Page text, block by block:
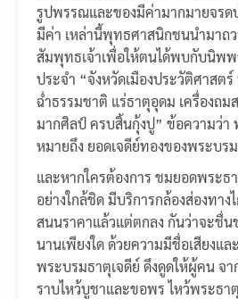
รูปพรรณและของมีค่ามากมายจรด
มีค่า เหล่านี้พุทธศาสนิกชนนำมาถ
สัมพุทธเจ้าเพื่อให้ตนได้พบกับนิพ
ประจำ “จังหวัดเมืองประวัติศาสต
ฉ่ำธรรมชาติ แร่ธาตุอุดม เครื่องถ
มากศิลป์ ครบสิ้นกุ้งปู” ข้อความว่า
หมายถึง ยอดเจดีย์ทองของพระบร
และหากใครต้องการ ชมยอดพระธ
อย่างใกล้ชิด มีบริการกล้องส่องทาง
สนนราคาแล้วแต่ตกลง กันว่าจะชื่
นานเพียงใด ด้วยความมีชื่อเสียงแ
พระบรมธาตุเจดีย์ ดึงดูดให้ผู้คน จ
ราบไหว้บูชาและขอพร ไหว้พระธา